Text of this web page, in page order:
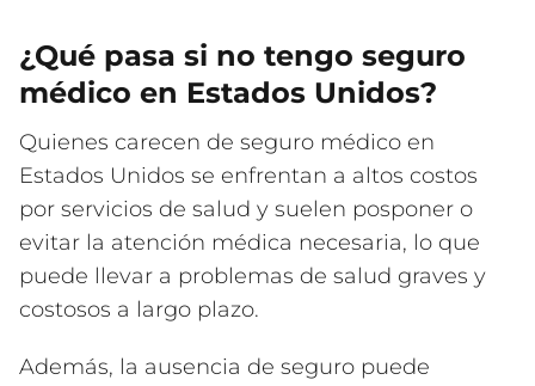
¿Qué pasa si no tengo seguro
médico en Estados Unidos?
Quienes carecen de seguro médico en
Estados Unidos se enfrentan a altos costos
por servicios de salud y suelen posponer o
evitar la atención médica necesaria, lo que
puede llevar a problemas de salud graves y
costosos a largo plazo.
Además, la ausencia de seguro puede